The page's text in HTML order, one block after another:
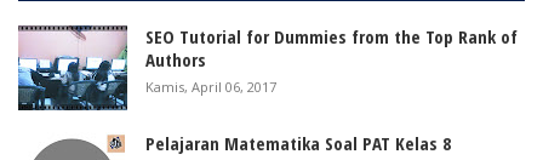
SEO Tutorial for Dummies from the Top Rank of
Authors
Kamis, April 06, 2017
Pelajaran Matematika Soal PAT Kelas 8